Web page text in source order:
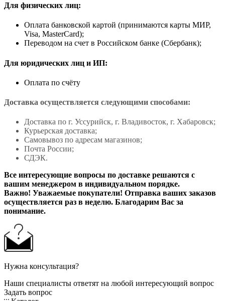
Для физических лиц:
Оплата банковской картой (принимаются карты МИР,
Visa, MasterCard);
Переводом на счет в Российском банке (Сбербанк);
Для юридических лиц и ИП:
Оплата по счёту
Доставка осуществляется следующими способами:
Доставка по г. Уссурийск, г. Владивосток, г. Хабаровск;
Курьерская доставка;
Самовывоз по адресам магазинов;
Почта России;
СДЭК.
Все интересующие вопросы по доставке решаются с
вашим менеджером в индивидуальном порядке.
Важно! Уважаемые покупатели! Отправка ваших заказов
осуществляется раз в неделю. Благодарим Вас за
понимание.
Нужна консультация?
Наши специалисты ответят на любой интересующий вопрос
Задать вопрос